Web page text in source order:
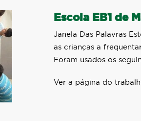
Escola EB1 de
Janela Das Palavras
as crianças a
Foram usados os
Ver a página do